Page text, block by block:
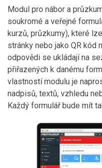
Modul pro nábor a
soukromé a veřejné
kurzů, průzkumy), které
stránky nebo jako QR kód
odpovědi se ukládají na
přiřazených k danému
vlastností modulu je
nadpisů, textů, vzhledu
Každý formulář bude mít